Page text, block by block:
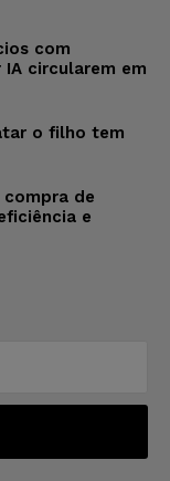
com
circularem em
o filho tem
compra de
e